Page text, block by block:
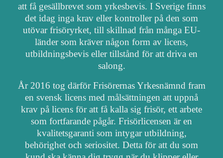
att få gesällbrevet som yrkesbevis. I Sverige finns
det idag inga krav eller kontroller på den som
utövar frisöryrket, till skillnad från många EU-
länder som kräver någon form av licens,
utbildningsbevis eller tillstånd för att driva en
salong.
År 2016 tog därför Frisörernas Yrkesnämnd fram
en svensk licens med målsättningen att uppnå
krav på licens för att få kalla sig frisör, ett arbete
som fortfarande pågår. Frisörlicensen är en
kvalitetsgaranti som intygar utbildning,
behörighet och seriositet. Detta för att du som